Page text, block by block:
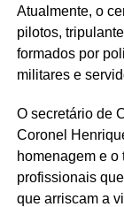
Atualmente, o
pilotos,
formados por
militares e
O secretário de
Coronel
homenagem e
profissionais
que arriscam a